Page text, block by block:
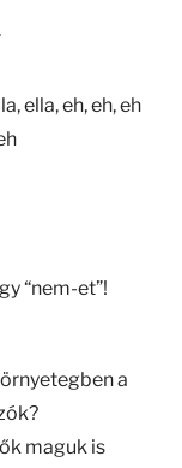
ella, eh, eh, eh
“nem-et”!
a
maguk is